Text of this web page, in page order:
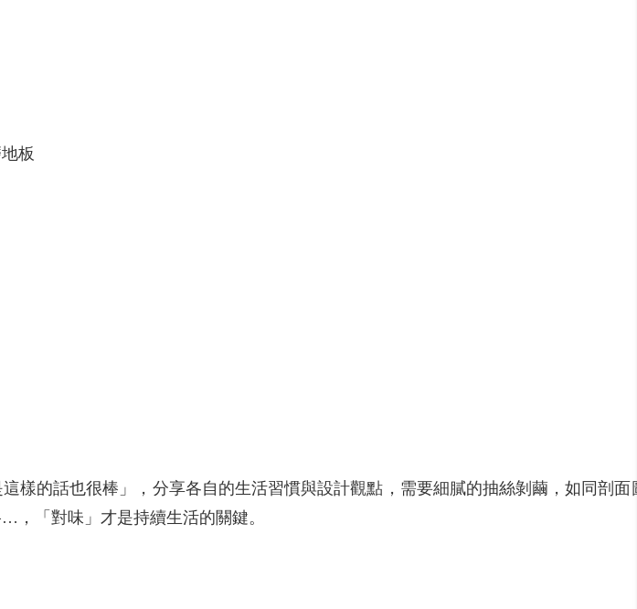
板
樣的話也很棒」，分享各自的生活習慣與設計觀點，需要細膩的抽絲剝繭，如同剖
，「對味」才是持續生活的關鍵。